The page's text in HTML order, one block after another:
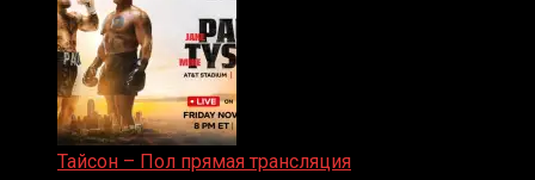
Тайсон – Пол прямая трансляция